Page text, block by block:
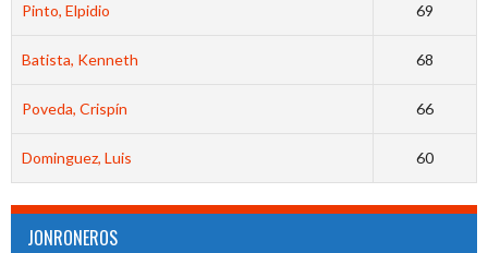
Pinto, Elpidio 69
Batista, Kenneth 68
Poveda, Crispín 66
Dominguez, Luis 60
JONRONEROS